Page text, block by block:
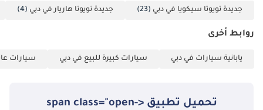
جديدة تويوتا سيكويا في دبي (23) جديدة تويوتا هاريار في دبي (4)
روابط أخرى
يابانية سيارات في دبي سيارات كبيرة للبيع في دبي سيارات
تحميل تطبيق <span class="open-